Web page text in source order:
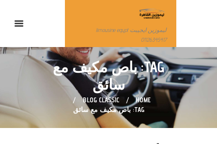
ليموزين ايجيبت limousine egypt
01126345417
TAG: باص مكيف مع
سائق
HOME
BLOG CLASSIC
TAG: باص مكيف مع سائق